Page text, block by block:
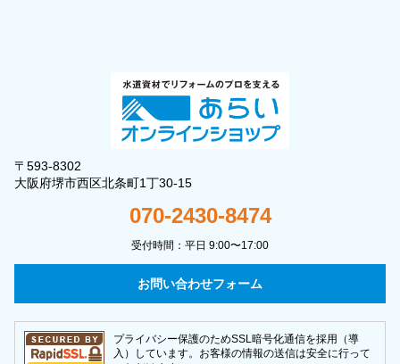
〒593-8302
大阪府堺市西区北条町1丁30-15
070-2430-8474
受付時間：平日 9:00〜17:00
お問い合わせフォーム
プライバシー保護のためSSL暗号化通信を採用（導
入）しています。お客様の情報の送信は安全に行って